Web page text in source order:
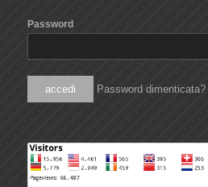
Password
Password dimenticata?